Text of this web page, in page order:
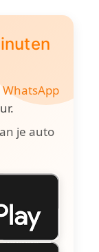
WhatsApp
je auto